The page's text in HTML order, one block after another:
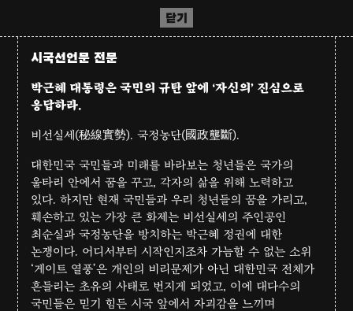
닫기
시국선언문 전문
박근혜 대통령은 국민의 규탄 앞에 ‘자신의’ 진심으로
응답하라.
비선실세(秘線實勢). 국정농단(國政壟斷).
대한민국 국민들과 미래를 바라보는 청년들은 국가의
울타리 안에서 꿈을 꾸고, 각자의 삶을 위해 노력하고
있다. 하지만 현재 국민들과 우리 청년들의 꿈을 가리고,
훼손하고 있는 가장 큰 화제는 비선실세의 주인공인
최순실과 국정농단을 방치하는 박근혜 정권에 대한
논쟁이다. 어디서부터 시작인지조차 가늠할 수 없는 소위
‘게이트 열풍’은 개인의 비리문제가 아닌 대한민국 전체가
흔들리는 초유의 사태로 번지게 되었고, 이에 대다수의
국민들은 믿기 힘든 시국 앞에서 자괴감을 느끼며